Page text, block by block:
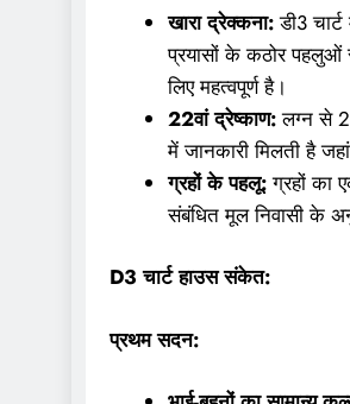
खारा द्रेक्कना:डी3
प्रयासों के कठोर पहलुओं
लिए महत्वपूर्ण है।
22वां द्रेष्काण:लग्न से
में जानकारी मिलती है
ग्रहों के पहलू:ग्रहों का
संबंधित मूल निवासी के
D3 चार्ट हाउस संकेत:
प्रथम सदन: